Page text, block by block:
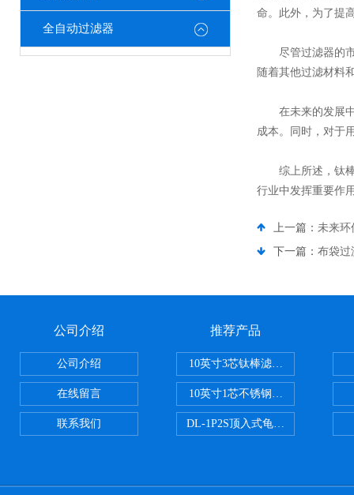
全自动过滤器
命。此外，为了提
尽管过滤器的市
随着其他过滤材料
在未来的发展中
成本。同时，对于
综上所述，钛棒
行业中发挥重要作
上一篇： 未来环
下一篇： 布袋过
公司介绍
公司介绍
在线留言
联系我们
推荐产品
10英寸3芯钛棒滤芯过滤器
10英寸1芯不锈钢钛棒过滤器
DL-1P2S顶入式龟背过滤器